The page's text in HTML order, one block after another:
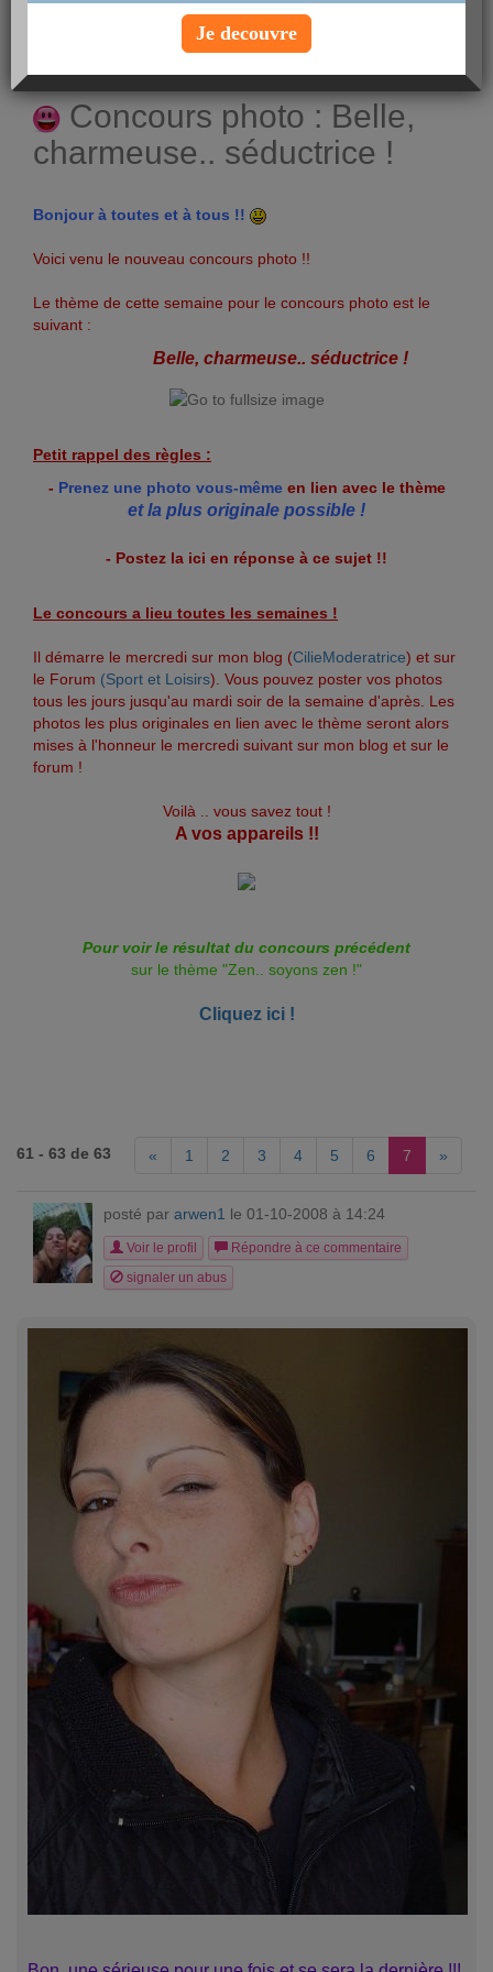
Concours photo : Belle,
charmeuse.. séductrice !
Bonjour à toutes et à tous !!
Voici venu le nouveau concours photo !!
Le thème de cette semaine pour le concours photo est le
suivant :
Belle, charmeuse.. séductrice !
Petit rappel des règles :
- Prenez une photo vous-mêmeen lien avec le thème
et la plus originale possible !
- Postez la ici en réponse à ce sujet !!
Le concours a lieu toutes les semaines !
Il démarre le mercredi sur mon blog (CilieModeratrice) et sur
le Forum (Sport et Loisirs). Vous pouvez poster vos photos
tous les jours jusqu'au mardi soir de la semaine d'après. Les
photos les plus originales en lien avec le thème seront alors
mises à l'honneur le mercredi suivant sur mon blog et sur le
forum !
Voilà .. vous savez tout !
A vos appareils !!
Pour voir le résultat du concours précédent
sur le thème "Zen.. soyons zen !"
Cliquez ici !
61 - 63 de 63 « 1 2 3 4 5 6 7 »
posté par arwen1 le 01-10-2008 à 14:24
Voir le profil
Répondre à ce commentaire
signaler un abus
Je decouvre